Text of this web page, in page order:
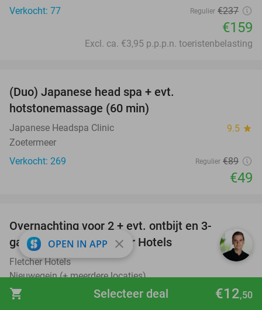
shopping_cart €12,50
Selecteer deal
Verkocht: 77
Regulier €237
€159
Excl. ca. €3,95 p.p.p.n. toeristenbelasting
(Duo) Japanese head spa + evt.
hotstonemassage (60 min)
Japanese Headspa Clinic 9.5 star
Zoetermeer
Verkocht: 269
Regulier €89
€49
Overnachting voor 2 + evt. ontbijt en 3-
gangendiner bij Fletcher Hotels
Fletcher Hotels
Nieuwegein (+ meerdere locaties)
Verkocht: 18.578
€45
OPEN IN APP close